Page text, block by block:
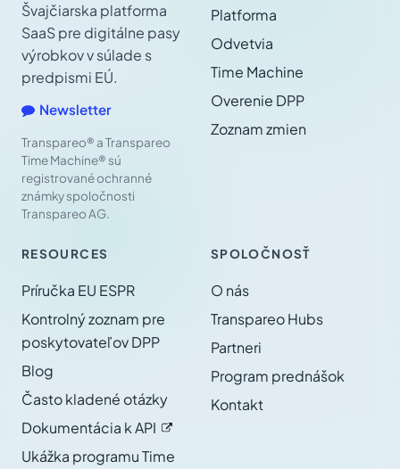
Švajčiarska platforma
SaaS pre digitálne pasy
výrobkov v súlade s
predpismi EÚ.
Newsletter
Transpareo® a Transpareo
Time Machine® sú
registrované ochranné
známky spoločnosti
Transpareo AG.
Platforma
Odvetvia
Time Machine
Overenie DPP
Zoznam zmien
RESOURCES
Príručka EU ESPR
Kontrolný zoznam pre
poskytovateľov DPP
Blog
Často kladené otázky
Dokumentácia kAPI
Ukážka programu Time
SPOLOČNOSŤ
O nás
Transpareo Hubs
Partneri
Program prednášok
Kontakt